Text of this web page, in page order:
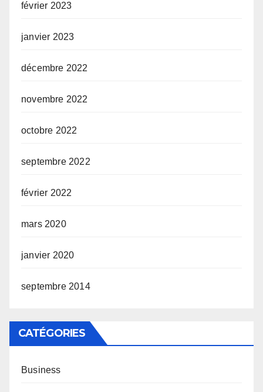
février 2023
janvier 2023
décembre 2022
novembre 2022
octobre 2022
septembre 2022
février 2022
mars 2020
janvier 2020
septembre 2014
CATÉGORIES
Business